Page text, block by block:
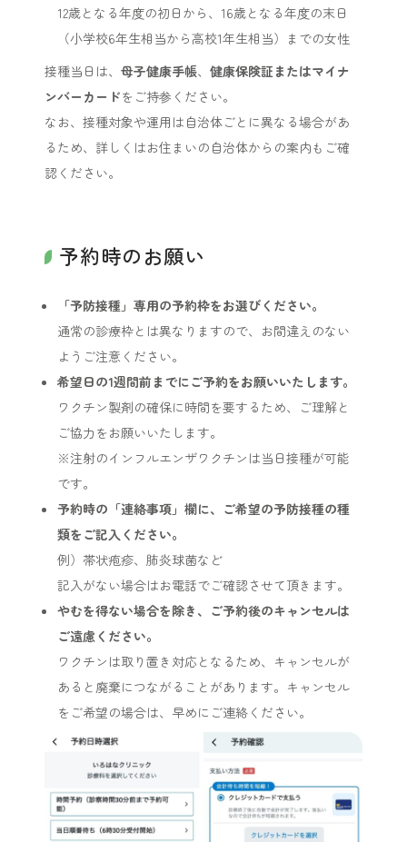
12歳となる年度の初日から、16歳となる年度の末日
（小学校6年生相当から高校1年生相当）までの女性
接種当日は、母子健康手帳、健康保険証またはマイナ
ンバーカードをご持参ください。
なお、接種対象や運用は自治体ごとに異なる場合があ
るため、詳しくはお住まいの自治体からの案内もご確
認ください。
予約時のお願い
「予防接種」専用の予約枠をお選びください。
通常の診療枠とは異なりますので、お間違えのない
ようご注意ください。
希望日の1週間前までにご予約をお願いいたします。
ワクチン製剤の確保に時間を要するため、ご理解と
ご協力をお願いいたします。
※注射のインフルエンザワクチンは当日接種が可能
です。
予約時の「連絡事項」欄に、ご希望の予防接種の種
類をご記入ください。
例）帯状疱疹、肺炎球菌など
記入がない場合はお電話でご確認させて頂きます。
やむを得ない場合を除き、ご予約後のキャンセルは
ご遠慮ください。
ワクチンは取り置き対応となるため、キャンセルが
あると廃棄につながることがあります。キャンセル
をご希望の場合は、早めにご連絡ください。